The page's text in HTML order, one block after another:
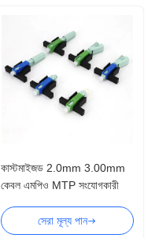
কাস্টমাইজড 2.0mm 3.00mm
কেবল এমপিও MTP সংযোগকারী
সেরা মূল্য পান